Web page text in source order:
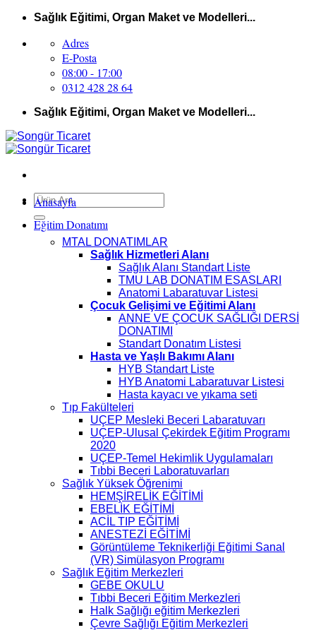
İçeriğeSağlık Eğitimi, Organ Maket ve Modelleri...
Adres
E-Posta
08:00 - 17:00
0312 428 28 64
Sağlık Eğitimi, Organ Maket ve Modelleri...
Ara:
Anasayfa
Eğitim Donatımı
MTAL DONATIMLAR
Sağlık Hizmetleri Alanı
Sağlık Alanı Standart Liste
TMU LAB DONATIM ESASLARI
Anatomi Labaratuvar Listesi
Çocuk Gelişimi ve Eğitimi Alanı
ANNE VE ÇOCUK SAĞLIĞI DERSİ
DONATIMI
Standart Donatım Listesi
Hasta ve Yaşlı Bakımı Alanı
HYB Standart Liste
HYB Anatomi Labaratuvar Listesi
Hasta kayacı ve yıkama seti
Tıp Fakülteleri
UÇEP Mesleki Beceri Labaratuvarı
UÇEP-Ulusal Çekirdek Eğitim Programı
2020
UÇEP-Temel Hekimlik Uygulamaları
Tıbbi Beceri Laboratuvarları
Sağlık Yüksek Öğrenimi
HEMŞİRELİK EĞİTİMİ
EBELİK EĞİTİMİ
ACİL TIP EĞİTİMİ
ANESTEZİ EĞİTİMİ
Görüntüleme Teknikerliği Eğitimi Sanal
(VR) Simülasyon Programı
Sağlık Eğitim Merkezleri
GEBE OKULU
Tıbbi Beceri Eğitim Merkezleri
Halk Sağlığı eğitim Merkezleri
Çevre Sağlığı Eğitim Merkezleri